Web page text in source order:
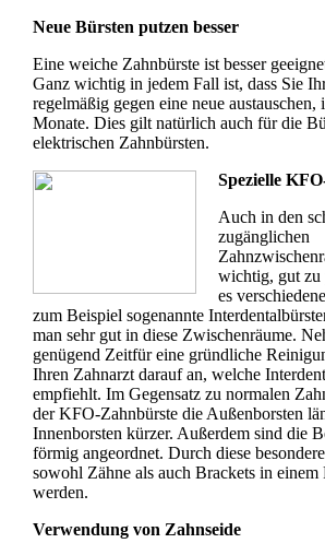
Neue Bürsten putzen besser
Eine weiche Zahnbürste ist besser
Ganz wichtig in jedem Fall ist, dass Sie
regelmäßig gegen eine neue austauschen,
Monate. Dies gilt natürlich auch für die
elektrischen Zahnbürsten.
Spezielle
Auch in den
zugänglichen
wichtig, gut zu
es
zum Beispiel sogenannte
man sehr gut in diese Zwischenräume.
genügend Zeitfür eine gründliche
Ihren Zahnarzt darauf an, welche
empfiehlt. Im Gegensatz zu normalen
der KFO-Zahnbürste die Außenborsten
Innenborsten kürzer. Außerdem sind die
förmig angeordnet. Durch diese
sowohl Zähne als auch Brackets in einem
werden.
Verwendung von Zahnseide